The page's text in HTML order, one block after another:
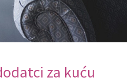
za kuću